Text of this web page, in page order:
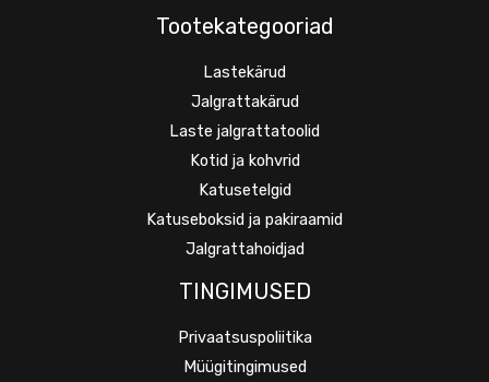
Tootekategooriad
Lastekärud
Jalgrattakärud
Laste jalgrattatoolid
Kotid ja kohvrid
Katusetelgid
Katuseboksid ja pakiraamid
Jalgrattahoidjad
TINGIMUSED
Privaatsuspoliitika
Müügitingimused